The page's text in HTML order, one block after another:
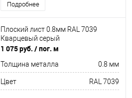
Подробнее
Плоский лист 0.8мм RAL 7039
Кварцевый серый
1 075 руб. / пог. м
Толщина металла 0.8 мм
Цвет RAL 7039